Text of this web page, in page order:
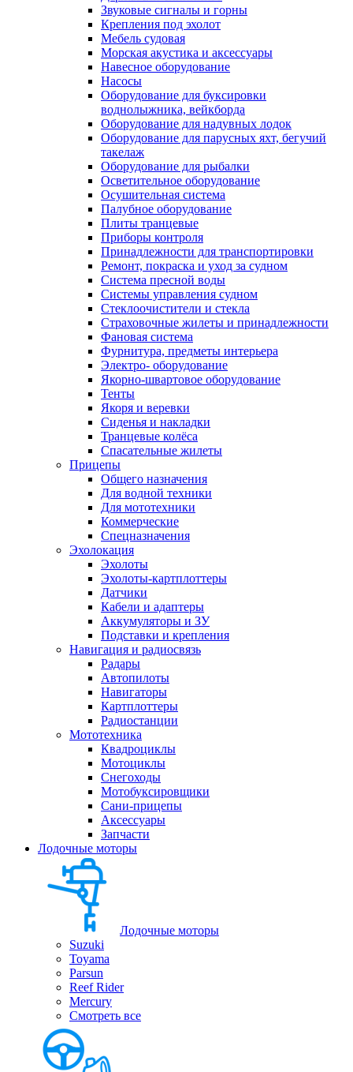
Звуковые сигналы и горны
Крепления под эхолот
Мебель судовая
Морская акустика и аксессуары
Навесное оборудование
Насосы
Оборудование для буксировки
воднолыжника, вейкборда
Оборудование для надувных лодок
Оборудование для парусных яхт, бегучий
такелаж
Оборудование для рыбалки
Осветительное оборудование
Осушительная система
Палубное оборудование
Плиты транцевые
Приборы контроля
Принадлежности для транспортировки
Ремонт, покраска и уход за судном
Система пресной воды
Системы управления судном
Стеклоочистители и стекла
Страховочные жилеты и принадлежности
Фановая система
Фурнитура, предметы интерьера
Электро- оборудование
Якорно-швартовое оборудование
Тенты
Якоря и веревки
Сиденья и накладки
Транцевые колёса
Спасательные жилеты
Прицепы
Общего назначения
Для водной техники
Для мототехники
Коммерческие
Спецназначения
Эхолокация
Эхолоты
Эхолоты-картплоттеры
Датчики
Кабели и адаптеры
Аккумуляторы и ЗУ
Подставки и крепления
Навигация и радиосвязь
Радары
Автопилоты
Навигаторы
Картплоттеры
Радиостанции
Мототехника
Квадроциклы
Мотоциклы
Снегоходы
Мотобуксировщики
Сани-прицепы
Аксессуары
Запчасти
Лодочные моторы
Лодочные моторы
Suzuki
Toyama
Parsun
Reef Rider
Mercury
Смотреть все